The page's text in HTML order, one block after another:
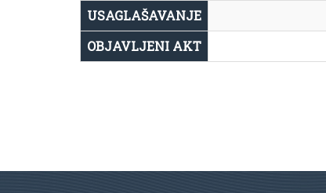
USAGLAŠAVANJE
OBJAVLJENI AKT